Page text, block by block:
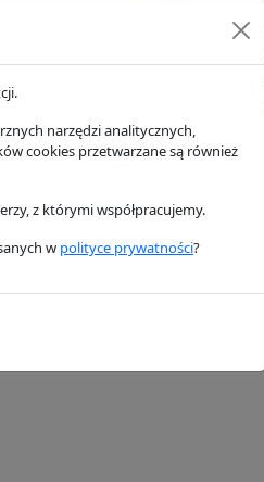
narzędzi analitycznych,
cookies przetwarzane są również
z którymi współpracujemy.
w polityce prywatności?